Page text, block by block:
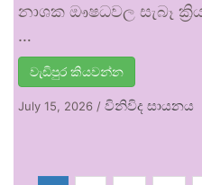
නාශක ඖෂධවල සැබෑ
…
වැඩිපුර කියවන්න
July 15, 2026 / විනිවිද සායනය